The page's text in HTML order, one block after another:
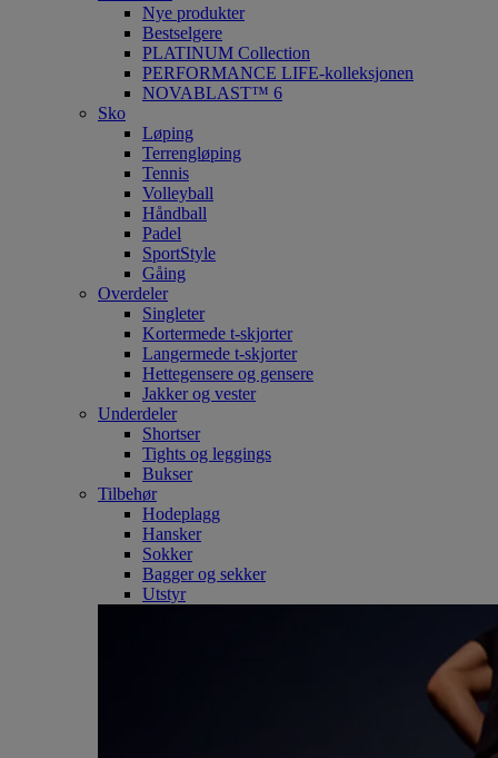
Nye produkter
Bestselgere
PLATINUM Collection
PERFORMANCE LIFE-kolleksjonen
NOVABLAST™ 6
Sko
Løping
Terrengløping
Tennis
Volleyball
Håndball
Padel
SportStyle
Gåing
Overdeler
Singleter
Kortermede t-skjorter
Langermede t-skjorter
Hettegensere og gensere
Jakker og vester
Underdeler
Shortser
Tights og leggings
Bukser
Tilbehør
Hodeplagg
Hansker
Sokker
Bagger og sekker
Utstyr